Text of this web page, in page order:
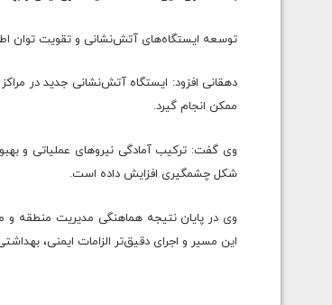
توسعه ایستگاه‌های آتش‌نشانی و تقویت توان
دهقانی افزود: ایستگاه آتش‌نشانی جدید در
ممکن انجام گیرد.
وی گفت: ترکیب آمادگی نیروهای عملیاتی و
شکل چشمگیری افزایش داده است.
وی در پایان نتیجه هماهنگی مدیریت منطقه و
این مسیر و اجرای دقیق‌تر الزامات ایمنی،